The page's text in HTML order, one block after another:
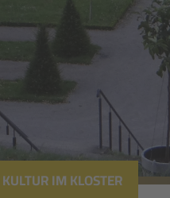
KULTUR IM KLOSTER